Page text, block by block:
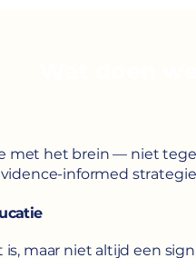
met het brein — niet
informed
maar niet altijd een